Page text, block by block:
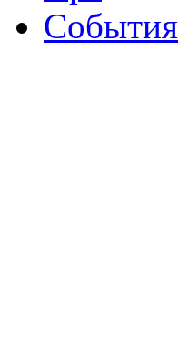
События